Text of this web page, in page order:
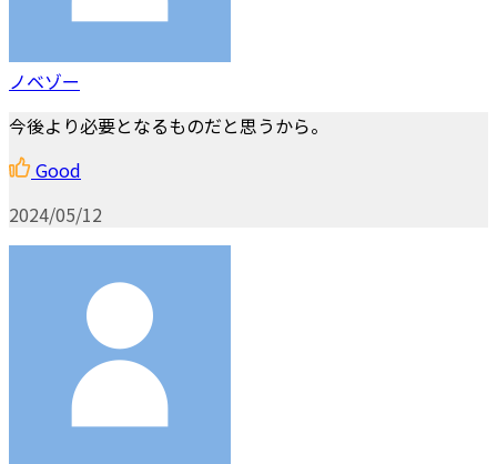
ノベゾー
今後より必要となるものだと思うから。
Good
2024/05/12